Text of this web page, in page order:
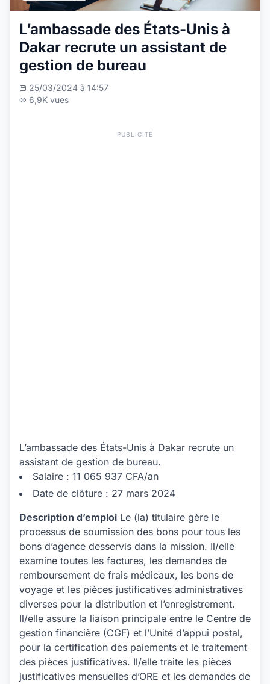
L’ambassade des États-Unis à
Dakar recrute un assistant de
gestion de bureau
25/03/2024 à 14:57
6,9K vues
PUBLICITÉ
L’ambassade des États-Unis à Dakar recrute un
assistant de gestion de bureau.
Salaire : 11 065 937 CFA/an
Date de clôture : 27 mars 2024
Description d’emploi Le (la) titulaire gère le
processus de soumission des bons pour tous les
bons d’agence desservis dans la mission. Il/elle
examine toutes les factures, les demandes de
remboursement de frais médicaux, les bons de
voyage et les pièces justificatives administratives
diverses pour la distribution et l’enregistrement.
Il/elle assure la liaison principale entre le Centre de
gestion financière (CGF) et l’Unité d’appui postal,
pour la certification des paiements et le traitement
des pièces justificatives. Il/elle traite les pièces
justificatives mensuelles d’ORE et les demandes de